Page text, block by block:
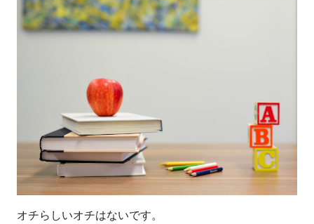
オチらしいオチはないです。